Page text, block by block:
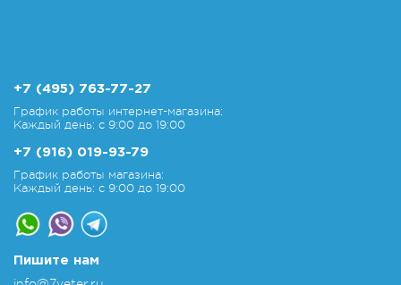
+7 (495) 763-77-27
График работы интернет-магазина:
Каждый день: с 9:00 до 19:00
+7 (916) 019-93-79
График работы магазина:
Каждый день: с 9:00 до 19:00
Пишите нам